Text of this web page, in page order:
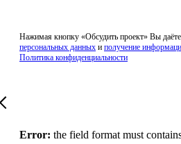
Нажимая кнопку «Обсудить проект» Вы даёте
персональных данных и получение
Политика конфиденциальности
Error: the field format must